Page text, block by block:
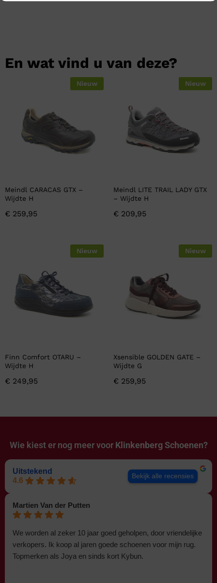
En wat vind u van deze?
Nieuw
Meindl CARACAS GTX –
Wijdte H
€ 259,95
Nieuw
Meindl LITE TRAIL LADY GTX
– Wijdte H
€ 209,95
Nieuw
Finn Comfort OTARU –
Wijdte H
€ 249,95
Nieuw
Xsensible GOLDEN GATE –
Wijdte G
€ 259,95
Wie kiest er nog meer voor Klinkenberg Schoenen?
Uitstekend
4.6
Bekijk alle recensies
Martien Van der Putten
We worden al zeker 10 jaar goed geholpen, door vriendelijke
verkopers. Ik koop al jaren goede schoenen voor mijn rug.
Topmerken als Joya en sinds kort Kybun.